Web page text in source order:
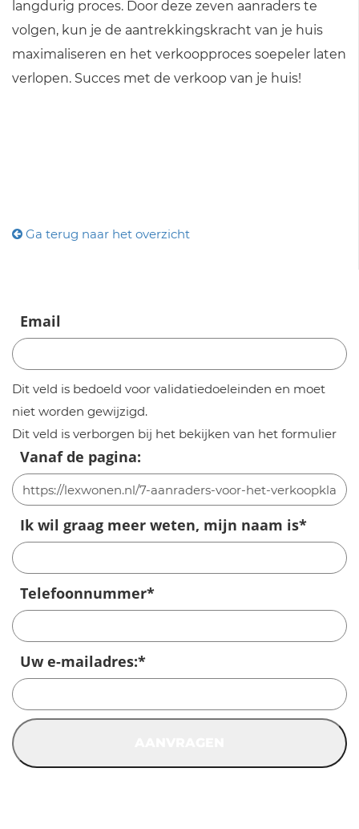
langdurig proces. Door deze zeven aanraders te
volgen, kun je de aantrekkingskracht van je huis
maximaliseren en het verkoopproces soepeler laten
verlopen. Succes met de verkoop van je huis!
Ga terug naar het overzicht
Email
Dit veld is bedoeld voor validatiedoeleinden en moet
niet worden gewijzigd.
Dit veld is verborgen bij het bekijken van het formulier
Vanaf de pagina:
Ik wil graag meer weten, mijn naam is*
Telefoonnummer*
Uw e-mailadres:*